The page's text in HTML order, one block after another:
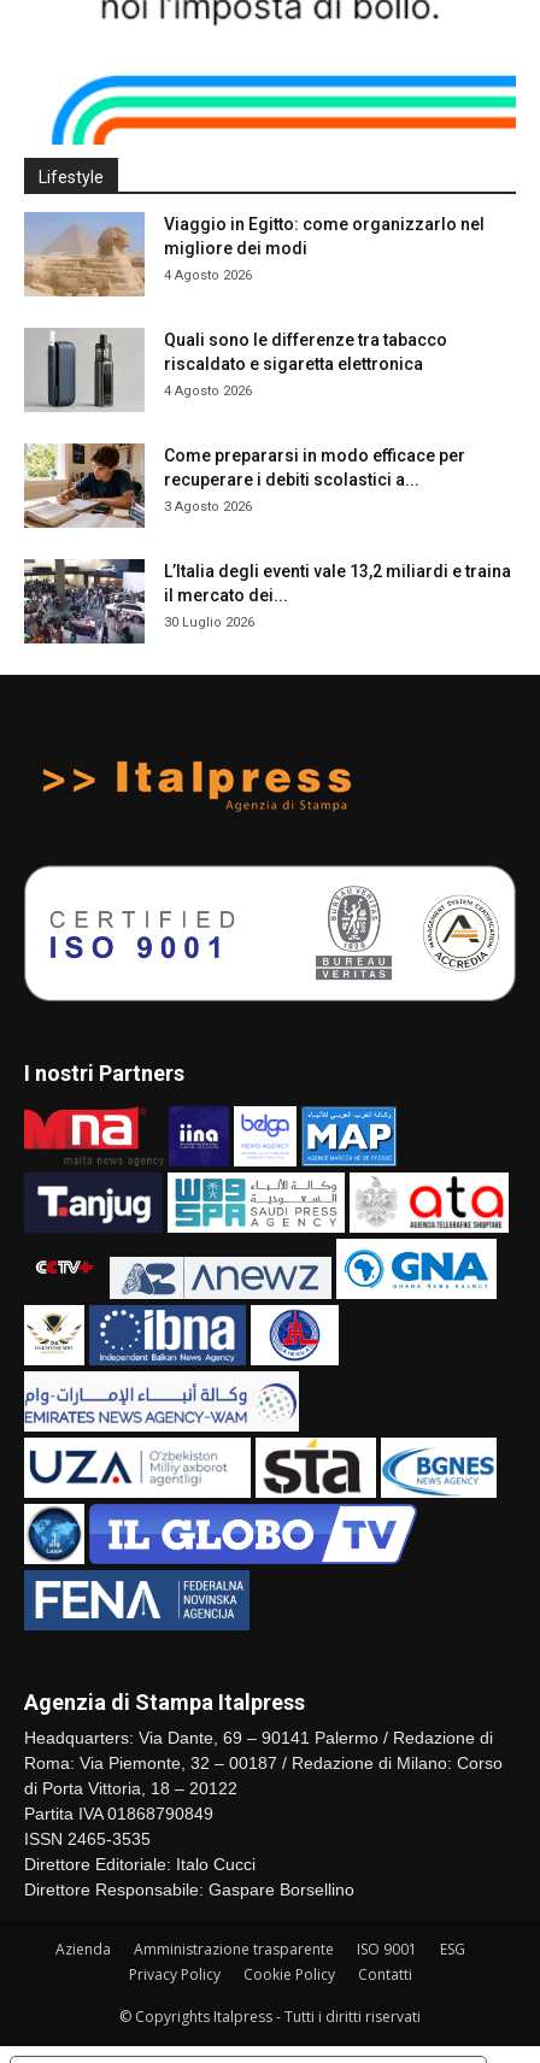
Lifestyle
Viaggio in Egitto: come organizzarlo nel
migliore dei modi
4 Agosto 2026
Quali sono le differenze tra tabacco
riscaldato e sigaretta elettronica
4 Agosto 2026
Come prepararsi in modo efficace per
recuperare i debiti scolastici a...
3 Agosto 2026
L’Italia degli eventi vale 13,2 miliardi e traina
il mercato dei...
30 Luglio 2026
I nostri Partners
Agenzia di Stampa Italpress
Headquarters: Via Dante, 69 – 90141 Palermo / Redazione di
Roma: Via Piemonte, 32 – 00187 / Redazione di Milano: Corso
di Porta Vittoria, 18 – 20122
Partita IVA 01868790849
ISSN 2465-3535
Direttore Editoriale: Italo Cucci
Direttore Responsabile: Gaspare Borsellino
Azienda Amministrazione trasparente ISO 9001
ESG
Privacy Policy
Cookie Policy Contatti
© Copyrights Italpress - Tutti i diritti riservati